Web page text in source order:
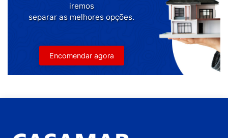
iremos
separar as melhores opções.
Encomendar agora